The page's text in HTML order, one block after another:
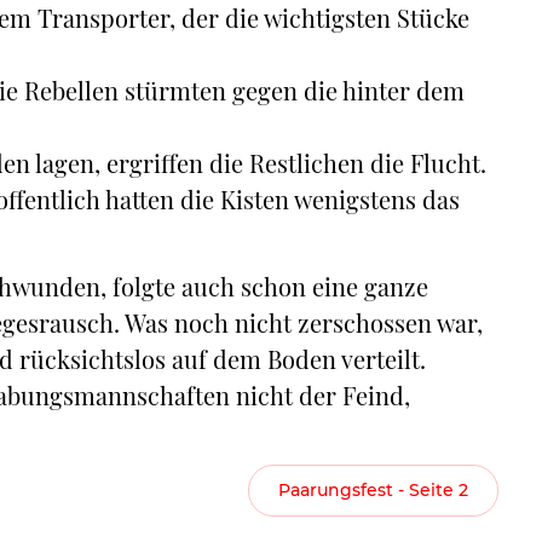
Transporter, der die wichtigsten Stücke
Rebellen stürmten gegen die hinter dem
lagen, ergriffen die Restlichen die Flucht.
hatten die Kisten wenigstens das
folgte auch schon eine ganze
Was noch nicht zerschossen war,
rücksichtslos auf dem Boden verteilt.
nicht der Feind,
Paarungsfest - Seite 2